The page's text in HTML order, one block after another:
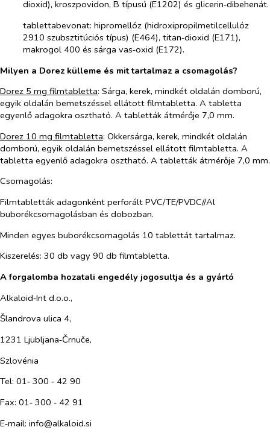
dioxid), kroszpovidon, B típusú (E1202) és glicerin‑dibehenát.
tablettabevonat: hipromellóz (hidroxipropilmetilcellulóz
2910 szubsztitúciós típus) (E464), titan‑dioxid (E171),
makrogol 400 és sárga vas‑oxid (E172).
Milyen a Dorez külleme és mit tartalmaz a csomagolás?
Dorez 5 mg filmtabletta: Sárga, kerek, mindkét oldalán domború,
egyik oldalán bemetszéssel ellátott filmtabletta. A tabletta
egyenlő adagokra osztható. A tabletták átmérője 7,0 mm.
Dorez 10 mg filmtabletta: Okkersárga, kerek, mindkét oldalán
domború, egyik oldalán bemetszéssel ellátott filmtabletta. A
tabletta egyenlő adagokra osztható. A tabletták átmérője 7,0 mm.
Csomagolás:
Filmtabletták adagonként perforált PVC/TE/PVDC//Al
buborékcsomagolásban és dobozban.
Minden egyes buborékcsomagolás 10 tablettát tartalmaz.
Kiszerelés: 30 db vagy 90 db filmtabletta.
A forgalomba hozatali engedély jogosultja és a gyártó
Alkaloid‑Int d.o.o.,
Šlandrova ulica 4,
1231 Ljubljana‑Črnuče,
Szlovénia
Tel: 01‑ 300 ‑ 42 90
Fax: 01‑ 300 ‑ 42 91
E‑mail: info@alkaloid.si